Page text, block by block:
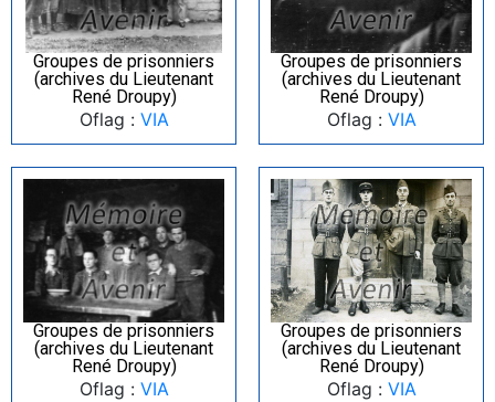
Groupes de prisonniers
(archives du Lieutenant
René Droupy)
Oflag : VIA
Groupes de prisonniers
(archives du Lieutenant
René Droupy)
Oflag : VIA
Groupes de prisonniers
(archives du Lieutenant
René Droupy)
Oflag : VIA
Groupes de prisonniers
(archives du Lieutenant
René Droupy)
Oflag : VIA